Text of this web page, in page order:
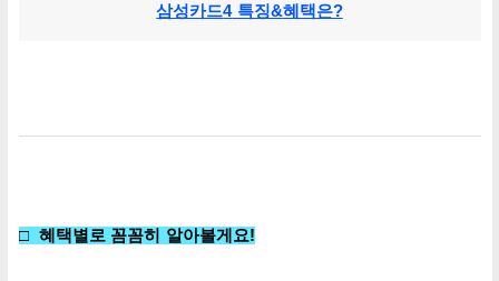
삼성카드4특징&혜택은?
□ 혜택별로 꼼꼼히 알아볼게요!